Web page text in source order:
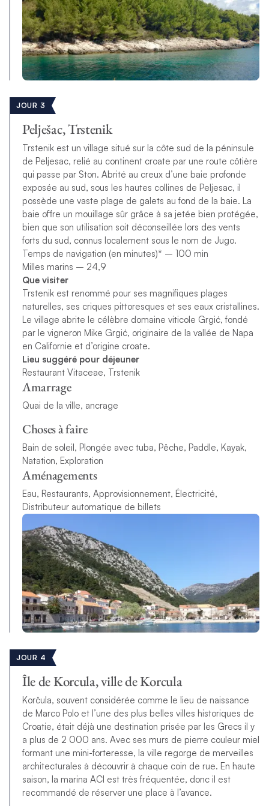
JOUR 3
Pelješac, Trstenik
Trstenik est un village situé sur la côte sud de la péninsule
de Peljesac, relié au continent croate par une route côtière
qui passe par Ston. Abrité au creux d’une baie profonde
exposée au sud, sous les hautes collines de Peljesac, il
possède une vaste plage de galets au fond de la baie. La
baie offre un mouillage sûr grâce à sa jetée bien protégée,
bien que son utilisation soit déconseillée lors des vents
forts du sud, connus localement sous le nom de Jugo.
Temps de navigation (en minutes)* – 100 min
Milles marins – 24,9
Que visiter
Trstenik est renommé pour ses magnifiques plages
naturelles, ses criques pittoresques et ses eaux cristallines.
Le village abrite le célèbre domaine viticole Grgić, fondé
par le vigneron Mike Grgić, originaire de la vallée de Napa
en Californie et d’origine croate.
Lieu suggéré pour déjeuner
Restaurant Vitaceae, Trstenik
Amarrage
Quai de la ville, ancrage
Choses à faire
Bain de soleil, Plongée avec tuba, Pêche, Paddle, Kayak,
Natation, Exploration
Aménagements
Eau, Restaurants, Approvisionnement, Électricité,
Distributeur automatique de billets
JOUR 4
Île de Korcula, ville de Korcula
Korčula, souvent considérée comme le lieu de naissance
de Marco Polo et l’une des plus belles villes historiques de
Croatie, était déjà une destination prisée par les Grecs il y
a plus de 2 000 ans. Avec ses murs de pierre couleur miel
formant une mini-forteresse, la ville regorge de merveilles
architecturales à découvrir à chaque coin de rue. En haute
saison, la marina ACI est très fréquentée, donc il est
recommandé de réserver une place à l’avance.